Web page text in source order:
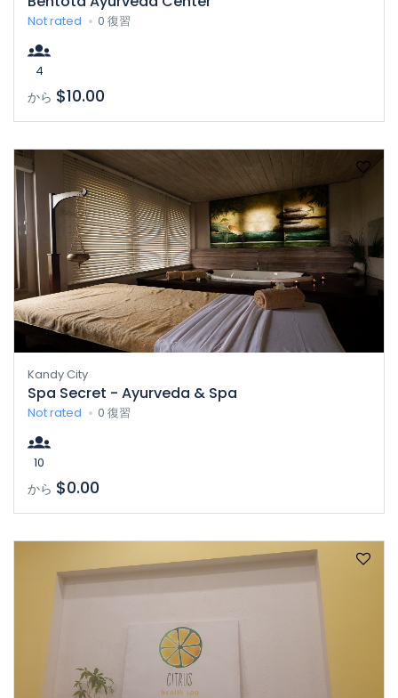
Not rated 0 復習
4
から $10.00
Kandy City
Spa Secret - Ayurveda & Spa
Not rated 0 復習
10
から $0.00